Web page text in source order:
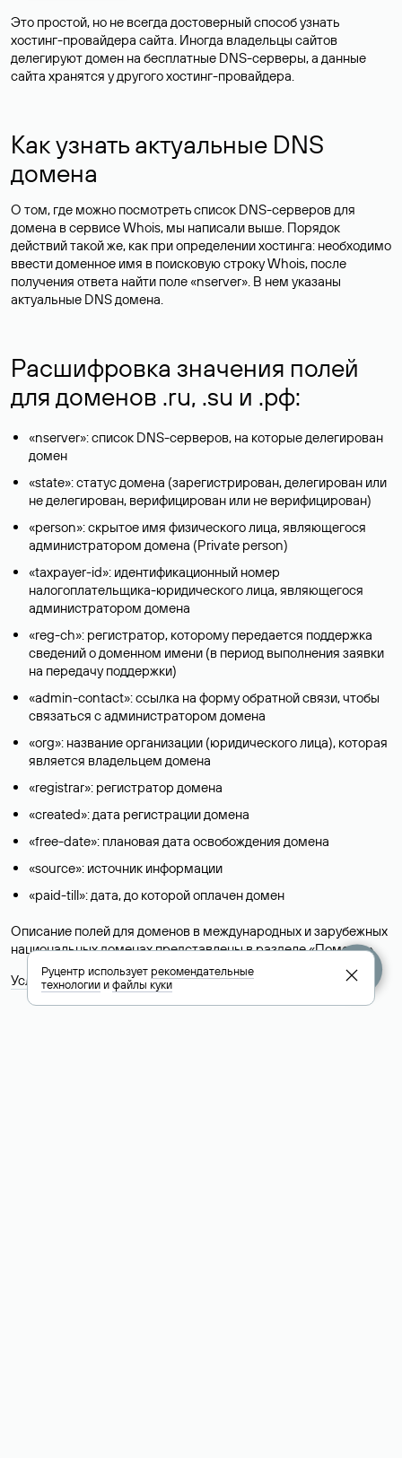
Это простой, но не всегда достоверный способ узнать
хостинг-провайдера сайта. Иногда владельцы сайтов
делегируют домен на бесплатные DNS-серверы, а данные
сайта хранятся у другого хостинг-провайдера.
Как узнать актуальные DNS
домена
О том, где можно посмотреть список DNS-серверов для
домена в сервисе Whois, мы написали выше. Порядок
действий такой же, как при определении хостинга: необходимо
ввести доменное имя в поисковую строку Whois, после
получения ответа найти поле «nserver». В нем указаны
актуальные DNS домена.
Расшифровка значения полей
для доменов .ru, .su и .рф:
«nserver»: список DNS-серверов, на которые делегирован
домен
«state»: статус домена (зарегистрирован, делегирован или
не делегирован, верифицирован или не верифицирован)
«person»: скрытое имя физического лица, являющегося
администратором домена (Privatе person)
«taxpayer-id»: идентификационный номер
налогоплательщика-юридического лица, являющегося
администратором домена
«reg-ch»: регистратор, которому передается поддержка
сведений о доменном имени (в период выполнения заявки
на передачу поддержки)
«admin-contact»: ссылка на форму обратной связи, чтобы
связаться с администратором домена
«org»: название организации (юридического лица), которая
является владельцем домена
«registrar»: регистратор домена
«created»: дата регистрации домена
«free-date»: плановая дата освобождения домена
«source»: источник информации
«paid-till»: дата, до которой оплачен домен
Описание полей для доменов в международных и зарубежных
национальных доменах представлены в разделе «Помощь».
Условия использования Whois-сервиса
Руцентр используетрекомендательные
технологииифайлы куки